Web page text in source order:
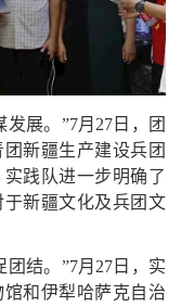
展。”7月27日，团
新疆生产建设兵团
践队进一步明确了
新疆文化及兵团文
结。”7月27日，实
和伊犁哈萨克自治